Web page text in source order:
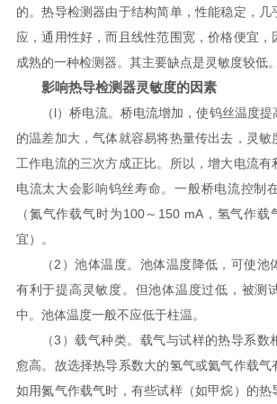
的。热导检测器由于结构简单，性能稳定，几
应，通用性好，而且线性范围宽，价格便宜，
成熟的一种检测器。其主要缺点是灵敏度较低。
影响热导检测器灵敏度的因素
（l）桥电流。桥电流增加，使钨丝温度
的温差加大，气体就容易将热量传出去，灵敏
工作电流的三次方成正比。所以，增大电流有
电流太大会影响钨丝寿命。一般桥电流控制
（氮气作载气时为100～150 mA，氢气作载
宜）。
（2）池体温度。池体温度降低，可使池
有利于提高灵敏度。但池体温度过低，被测
中。池体温度一般不应低于柱温。
（3）载气种类。载气与试样的热导系数
愈高。故选择热导系数大的氢气或氦气作载气
如用氮气作载气时，有些试样（如甲烷）的热